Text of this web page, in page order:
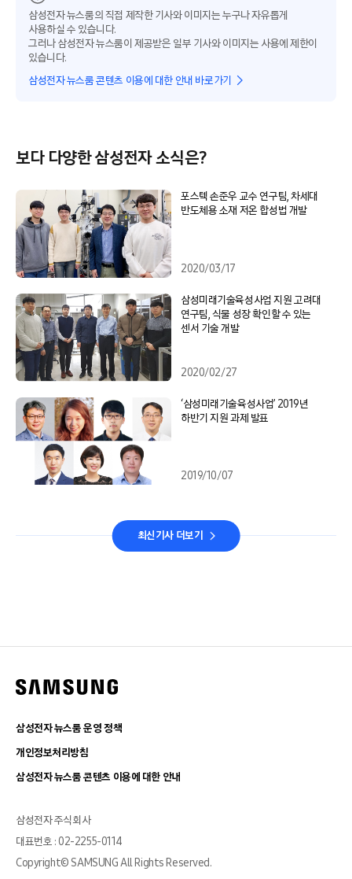
삼성전자 뉴스룸의 직접 제작한 기사와 이미지는 누구나 자유롭게
사용하실 수 있습니다.
그러나 삼성전자 뉴스룸이 제공받은 일부 기사와 이미지는 사용에 제한이
있습니다.
삼성전자 뉴스룸 콘텐츠 이용에 대한 안내 바로가기
보다 다양한 삼성전자 소식은?
포스텍 손준우 교수 연구팀, 차세대
반도체용 소재 저온 합성법 개발
2020/03/17
삼성미래기술육성사업 지원 고려대
연구팀, 식물 성장 확인할 수 있는
센서 기술 개발
2020/02/27
‘삼성미래기술육성사업’ 2019년
하반기 지원 과제 발표
2019/10/07
최신기사 더보기
삼성전자 뉴스룸 운영 정책
개인정보처리방침
삼성전자 뉴스룸 콘텐츠 이용에 대한 안내
삼성전자 주식회사
대표번호 : 02-2255-0114
Copyright© SAMSUNG All Rights Reserved.